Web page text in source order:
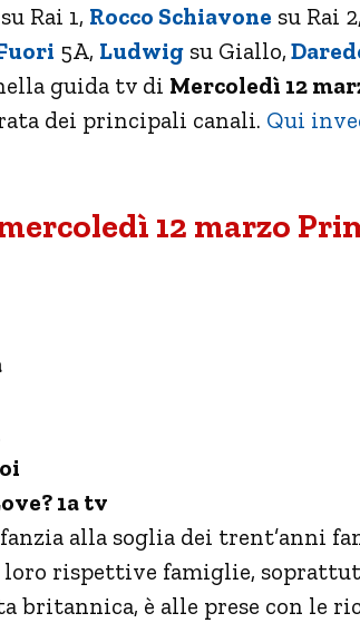
su Rai 1, Rocco Schiavone su Rai 2,
5A, Ludwig su Giallo,
guida tv di Mercoledì 12
dei principali canali. Qui
12 marzo
1a tv
alla soglia dei trent’anni
rispettive famiglie,
britannica, è alle prese con le